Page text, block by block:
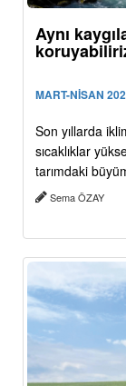
Aynı
MART-NİSAN
Son yıllarda
sıcaklıklar
tarımdaki
Sema ÖZAY